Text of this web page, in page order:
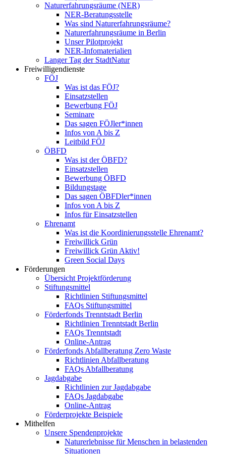
Naturerfahrungsräume (NER)
NER-Beratungsstelle
Was sind Naturerfahrungsräume?
Naturerfahrungsräume in Berlin
Unser Pilotprojekt
NER-Infomaterialien
Langer Tag der StadtNatur
Freiwilligendienste
FÖJ
Was ist das FÖJ?
Einsatzstellen
Bewerbung FÖJ
Seminare
Das sagen FÖJler*innen
Infos von A bis Z
Leitbild FÖJ
ÖBFD
Was ist der ÖBFD?
Einsatzstellen
Bewerbung ÖBFD
Bildungstage
Das sagen ÖBFDler*innen
Infos von A bis Z
Infos für Einsatzstellen
Ehrenamt
Was ist die Koordinierungsstelle Ehrenamt?
Freiwillick Grün
Freiwillick Grün Aktiv!
Green Social Days
Förderungen
Übersicht Projektförderung
Stiftungsmittel
Richtlinien Stiftungsmittel
FAQs Stiftungsmittel
Förderfonds Trenntstadt Berlin
Richtlinien Trenntstadt Berlin
FAQs Trenntstadt
Online-Antrag
Förderfonds Abfallberatung Zero Waste
Richtlinien Abfallberatung
FAQs Abfallberatung
Jagdabgabe
Richtlinien zur Jagdabgabe
FAQs Jagdabgabe
Online-Antrag
Förderprojekte Beispiele
Mithelfen
Unsere Spendenprojekte
Naturerlebnisse für Menschen in belastenden
Situationen